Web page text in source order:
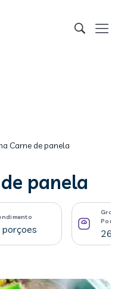
Carne de panela
panela
porçoes